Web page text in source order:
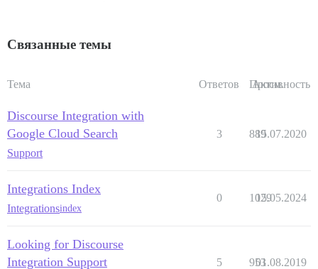
Связанные темы
Тема Ответов Просм.
Активность
Discourse Integration with
Google Cloud Search
Support
3 889
15.07.2020
Integrations Index
Integrationsindex
0 1029
15.05.2024
Looking for Discourse
Integration Support
5 953
01.08.2019